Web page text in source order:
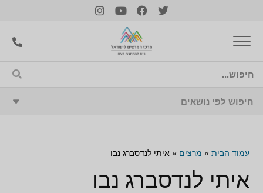
עמוד הבית » מרצים » איתי לנדסברג נבו
איתי לנדסברג נבו